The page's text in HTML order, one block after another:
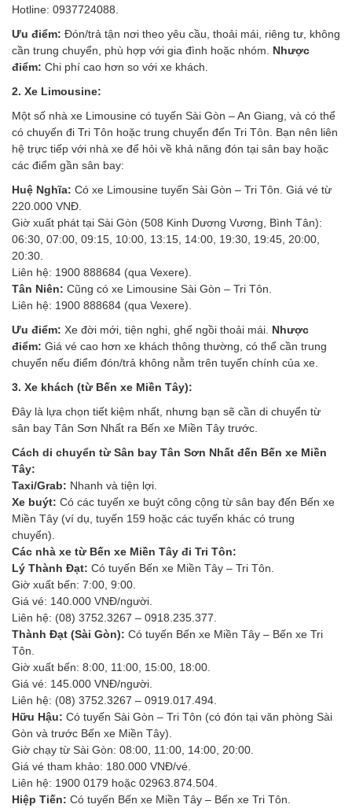
Hotline: 0937724088.
Ưu điểm: Đón/trả tận nơi theo yêu cầu, thoải mái, riêng tư, không
cần trung chuyển, phù hợp với gia đình hoặc nhóm. Nhược
điểm: Chi phí cao hơn so với xe khách.
2. Xe Limousine:
Một số nhà xe Limousine có tuyến Sài Gòn – An Giang, và có thể
có chuyến đi Tri Tôn hoặc trung chuyển đến Tri Tôn. Bạn nên liên
hệ trực tiếp với nhà xe để hỏi về khả năng đón tại sân bay hoặc
các điểm gần sân bay:
Huệ Nghĩa: Có xe Limousine tuyến Sài Gòn – Tri Tôn. Giá vé từ
220.000 VNĐ.
Giờ xuất phát tại Sài Gòn (508 Kinh Dương Vương, Bình Tân):
06:30, 07:00, 09:15, 10:00, 13:15, 14:00, 19:30, 19:45, 20:00,
20:30.
Liên hệ: 1900 888684 (qua Vexere).
Tân Niên: Cũng có xe Limousine Sài Gòn – Tri Tôn.
Liên hệ: 1900 888684 (qua Vexere).
Ưu điểm: Xe đời mới, tiện nghi, ghế ngồi thoải mái. Nhược
điểm: Giá vé cao hơn xe khách thông thường, có thể cần trung
chuyển nếu điểm đón/trả không nằm trên tuyến chính của xe.
3. Xe khách (từ Bến xe Miền Tây):
Đây là lựa chọn tiết kiệm nhất, nhưng bạn sẽ cần di chuyển từ
sân bay Tân Sơn Nhất ra Bến xe Miền Tây trước.
Cách di chuyển từ Sân bay Tân Sơn Nhất đến Bến xe Miền
Tây:
Taxi/Grab: Nhanh và tiện lợi.
Xe buýt: Có các tuyến xe buýt công cộng từ sân bay đến Bến xe
Miền Tây (ví dụ, tuyến 159 hoặc các tuyến khác có trung
chuyển).
Các nhà xe từ Bến xe Miền Tây đi Tri Tôn:
Lý Thành Đạt: Có tuyến Bến xe Miền Tây – Tri Tôn.
Giờ xuất bến: 7:00, 9:00.
Giá vé: 140.000 VNĐ/người.
Liên hệ: (08) 3752.3267 – 0918.235.377.
Thành Đạt (Sài Gòn): Có tuyến Bến xe Miền Tây – Bến xe Tri
Tôn.
Giờ xuất bến: 8:00, 11:00, 15:00, 18:00.
Giá vé: 145.000 VNĐ/người.
Liên hệ: (08) 3752.3267 – 0919.017.494.
Hữu Hậu: Có tuyến Sài Gòn – Tri Tôn (có đón tại văn phòng Sài
Gòn và trước Bến xe Miền Tây).
Giờ chạy từ Sài Gòn: 08:00, 11:00, 14:00, 20:00.
Giá vé tham khảo: 180.000 VNĐ/vé.
Liên hệ: 1900 0179 hoặc 02963.874.504.
Hiệp Tiến: Có tuyến Bến xe Miền Tây – Bến xe Tri Tôn.